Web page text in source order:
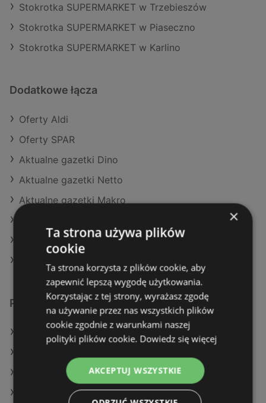
Stokrotka SUPERMARKET w Trzebieszów
Stokrotka SUPERMARKET w Piaseczno
Stokrotka SUPERMARKET w Karlino
Dodatkowe łącza
Oferty Aldi
Oferty SPAR
Aktualne gazetki Dino
Aktualne gazetki Netto
Aktualne gazetki Makro
Aktualne gazetki Stokrotka
Sklepy Stokrotka SUPERMARKET w Police
Podobne sklepy detaliczne
Oferty Kaufland
Oferty Stokrotka
Oferty Carrefour
×
Ta strona używa plików
cookie
Ta strona korzysta z plików cookie, aby
zapewnić lepszą wygodę użytkowania.
Korzystając z tej strony, wyrażasz zgodę
na używanie przez nas wszystkich plików
cookie zgodnie z warunkami naszej
polityki plików cookie. Dowiedz się więcej
AKCEPTUJ WSZYSTKIE